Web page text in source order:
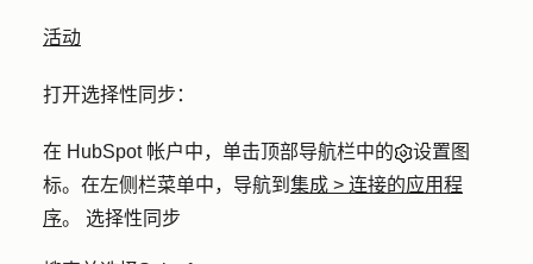
活动
打开选择性同步：
在 HubSpot 帐户中，单击顶部导航栏中的
设置图
标。在左侧栏菜单中，导航到 集成 > 连接的应用程
序。 选择性同步